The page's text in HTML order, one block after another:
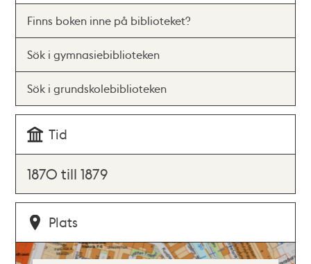
Finns boken inne på biblioteket?
Sök i gymnasiebiblioteken
Sök i grundskolebiblioteken
Tid
1870 till 1879
Plats